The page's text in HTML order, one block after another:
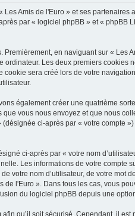
Amis de l'Euro » et ses
par « logiciel phpBB » et «
en naviguant sur «
Les deux premiers
sera créé lors de votre
également créer une quatrième
vous nous envoyez et que nous
(désignée ci-après par « votre
ci-après par « votre nom
Les informations de votre
votre nom d’utilisateur, de votre
l'Euro ». Dans tous les cas, vous
du logiciel phpBB depuis une
qu’il soit sécurisé. Cependant, il